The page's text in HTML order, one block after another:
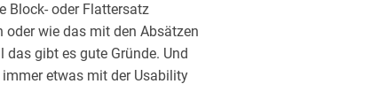
Block- oder Flattersatz
oder wie das mit den Absätzen
das gibt es gute Gründe. Und
etwas mit der Usability